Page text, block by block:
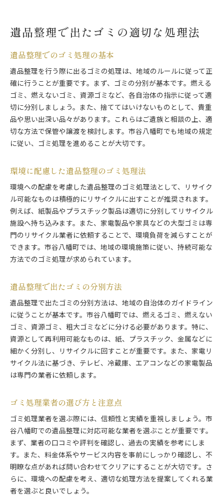
遺品整理で出たゴミの適切な処理法
遺品整理でのゴミ処理の基本
遺品整理を行う際に出るゴミの処理は、地域のルールに従って正
確に行うことが重要です。まず、ゴミの分別が基本です。燃える
ゴミ、燃えないゴミ、資源ゴミなど、各自治体の指示に従って適
切に分別しましょう。また、捨ててはいけないものとして、貴重
品や思い出深い品々があります。これらはご遺族と相談の上、適
切な方法で保管や譲渡を検討します。市谷八幡町でも地域の規定
に従い、ゴミ処理を進めることが大切です。
環境に配慮した遺品整理のゴミ処理法
環境への配慮を考慮した遺品整理のゴミ処理法として、リサイク
ル可能なものは積極的にリサイクルに出すことが推奨されます。
例えば、紙製品やプラスチック製品は適切に分別してリサイクル
施設へ持ち込みます。また、家電製品や家具などの大型ゴミは専
門のリサイクル業者に依頼することで、環境負荷を減らすことが
できます。市谷八幡町では、地域の環境施策に従い、持続可能な
方法でのゴミ処理が求められています。
遺品整理で出たゴミの分別方法
遺品整理で出たゴミの分別方法は、地域の自治体のガイドライン
に従うことが基本です。市谷八幡町では、燃えるゴミ、燃えない
ゴミ、資源ゴミ、粗大ゴミなどに分ける必要があります。特に、
資源として再利用可能なものは、紙、プラスチック、金属などに
細かく分別し、リサイクルに回すことが重要です。また、家電リ
サイクル法に基づき、テレビ、冷蔵庫、エアコンなどの家電製品
は専門の業者に依頼します。
ゴミ処理業者の選び方と注意点
ゴミ処理業者を選ぶ際には、信頼性と実績を重視しましょう。市
谷八幡町での遺品整理に対応可能な業者を選ぶことが重要です。
まず、業者の口コミや評判を確認し、過去の実績を参考にしま
す。また、料金体系やサービス内容を事前にしっかり確認し、不
明瞭な点があれば問い合わせてクリアにすることが大切です。さ
らに、環境への配慮を考え、適切な処理方法を提案してくれる業
者を選ぶと良いでしょう。